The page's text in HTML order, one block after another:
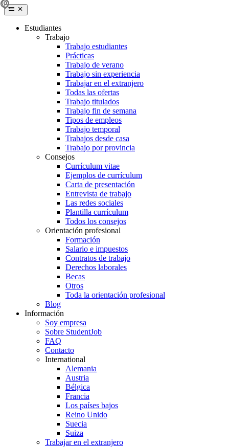
Estudiantes
Trabajo
Trabajo estudiantes
Prácticas
Trabajo de verano
Trabajo sin experiencia
Trabajar en el extranjero
Todas las ofertas
Trabajo titulados
Trabajo fin de semana
Tipos de empleos
Trabajo temporal
Trabajos desde casa
Trabajo por provincia
Consejos
Currículum vitae
Ejemplos de currículum
Carta de presentación
Entrevista de trabajo
Las redes sociales
Plantilla currículum
Todos los consejos
Orientación profesional
Formación
Salario e impuestos
Contratos de trabajo
Derechos laborales
Becas
Otros
Toda la orientación profesional
Blog
Información
Soy empresa
Sobre StudentJob
FAQ
Contacto
International
Alemania
Austria
Bélgica
Francia
Los países bajos
Reino Unido
Suecia
Suiza
Trabajar en el extranjero